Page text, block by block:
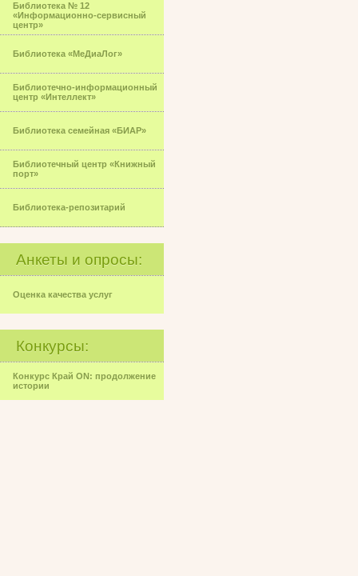
Библиотека № 12
«Информационно-сервисный
центр»
Библиотека «МеДиаЛог»
Библиотечно-информационный
центр «Интеллект»
Библиотека семейная «БИАР»
Библиотечный центр «Книжный
порт»
Библиотека-репозитарий
Анкеты и опросы:
Оценка качества услуг
Конкурсы:
Конкурс Край ON: продолжение
истории